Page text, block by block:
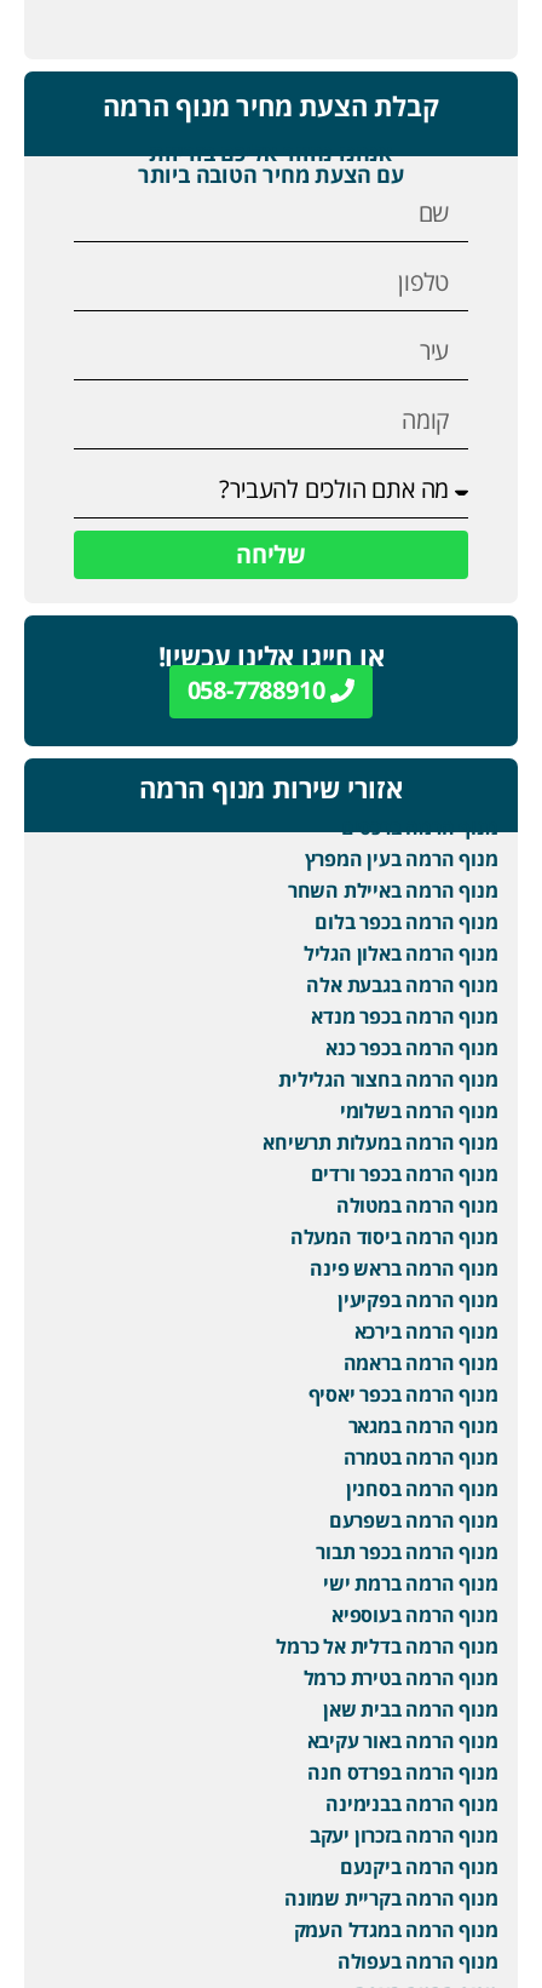
קבלת הצעת מחיר מנוף הרמה
אנחנו נחזור אליכם בזריזות
עם הצעת מחיר הטובה ביותר
שליחה
או חייגו אלינו עכשיו!
058-7788910
אזורי שירות מנוף הרמה
מנוף הרמה ברכסים
מנוף הרמה בעין המפרץ
מנוף הרמה באיילת השחר
מנוף הרמה בכפר בלום
מנוף הרמה באלון הגליל
מנוף הרמה בגבעת אלה
מנוף הרמה בכפר מנדא
מנוף הרמה בכפר כנא
מנוף הרמה בחצור הגלילית
מנוף הרמה בשלומי
מנוף הרמה במעלות תרשיחא
מנוף הרמה בכפר ורדים
מנוף הרמה במטולה
מנוף הרמה ביסוד המעלה
מנוף הרמה בראש פינה
מנוף הרמה בפקיעין
מנוף הרמה בירכא
מנוף הרמה בראמה
מנוף הרמה בכפר יאסיף
מנוף הרמה במגאר
מנוף הרמה בטמרה
מנוף הרמה בסחנין
מנוף הרמה בשפרעם
מנוף הרמה בכפר תבור
מנוף הרמה ברמת ישי
מנוף הרמה בעוספיא
מנוף הרמה בדלית אל כרמל
מנוף הרמה בטירת כרמל
מנוף הרמה בבית שאן
מנוף הרמה באור עקיבא
מנוף הרמה בפרדס חנה
מנוף הרמה בבנימינה
מנוף הרמה בזכרון יעקב
מנוף הרמה ביקנעם
מנוף הרמה בקריית שמונה
מנוף הרמה במגדל העמק
מנוף הרמה בעפולה